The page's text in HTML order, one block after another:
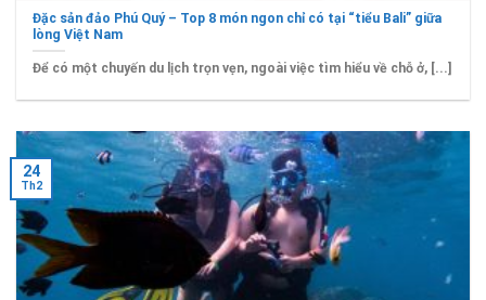
Đặc sản đảo Phú Quý – Top 8 món ngon chỉ có tại “tiểu Bali” giữa
lòng Việt Nam
Để có một chuyến du lịch trọn vẹn, ngoài việc tìm hiểu về chỗ ở, [...]
24
Th2